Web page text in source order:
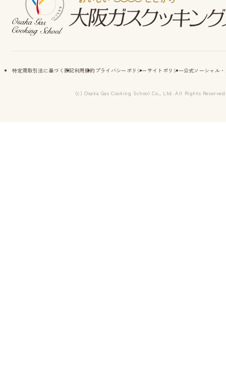
特定商取引法に基づく表記利用規約 プライバシーポリシーサイトポリシー公式ソーシャル
(c) Osaka Gas Cooking School Co., Ltd. All Rights